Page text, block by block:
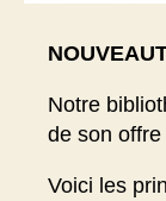
Notre
de son
Voici les